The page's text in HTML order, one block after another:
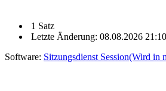
1 Satz
Letzte Änderung: 08.08.2026
Software: Sitzungsdienst Session(Wird in